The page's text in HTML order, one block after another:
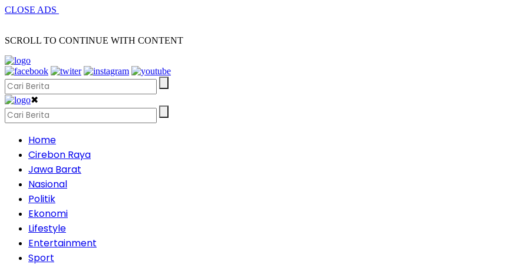
CLOSE ADS
SCROLL TO CONTINUE WITH CONTENT
✖
Home
Cirebon Raya
Jawa Barat
Nasional
Politik
Ekonomi
Lifestyle
Entertainment
Sport